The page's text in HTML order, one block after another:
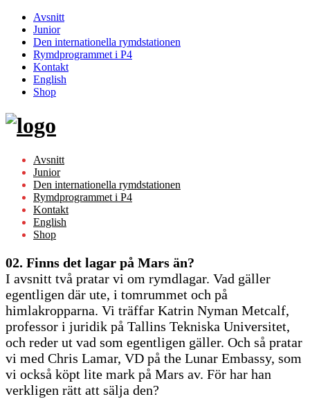
Avsnitt
Junior
Den internationella rymdstationen
Rymdprogrammet i P4
Kontakt
English
Shop
Skip
Avsnitt
Junior
Den internationella rymdstationen
Rymdprogrammet i P4
Kontakt
English
Shop
02. Finns det lagar på Mars än?
I avsnitt två pratar vi om rymdlagar. Vad gäller
egentligen där ute, i tomrummet och på
himlakropparna. Vi träffar Katrin Nyman Metcalf,
professor i juridik på Tallins Tekniska Universitet,
och reder ut vad som egentligen gäller. Och så pratar
vi med Chris Lamar, VD på the Lunar Embassy, som
vi också köpt lite mark på Mars av. För har han
verkligen rätt att sälja den?